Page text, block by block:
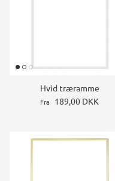
Hvid træramme
Fra 189,00 DKK